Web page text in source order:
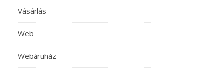
Vásárlás
Web
Webáruház